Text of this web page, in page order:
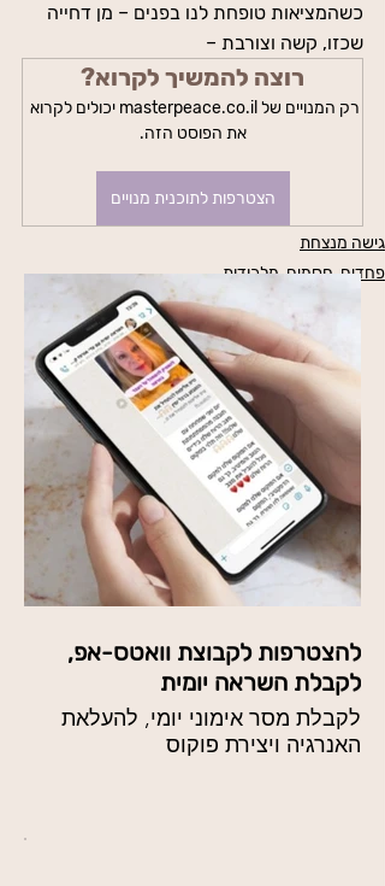
כשהמציאות טופחת לנו בפנים – מן דחייה
שכזו, קשה וצורבת –
רוצה להמשיך לקרוא?
רק המנויים של masterpeace.co.il יכולים לקרוא
את הפוסט הזה.
הצטרפות לתוכנית מנויים
גישה מנצחת
פחדים, חסמים, מלכודות
להצטרפות לקבוצת וואטס-אפ,
לקבלת השראה יומית
לקבלת מסר אימוני יומי, להעלאת
האנרגיה ויצירת פוקוס